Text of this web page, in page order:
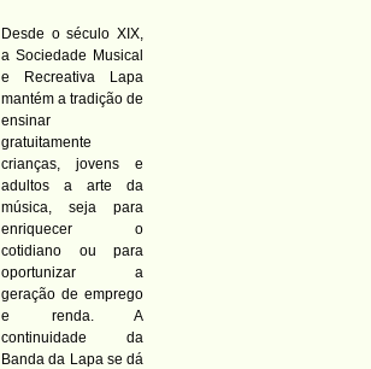
Desde o século XIX,
a Sociedade Musical
e Recreativa Lapa
mantém a tradição de
ensinar
gratuitamente
crianças, jovens e
adultos a arte da
música, seja para
enriquecer o
cotidiano ou para
oportunizar a
geração de emprego
e renda. A
continuidade da
Banda da Lapa se dá